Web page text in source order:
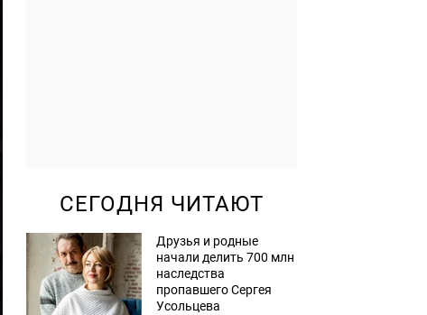
СЕГОДНЯ ЧИТАЮТ
Друзья и родные
начали делить 700 млн
наследства
пропавшего Сергея
Усольцева